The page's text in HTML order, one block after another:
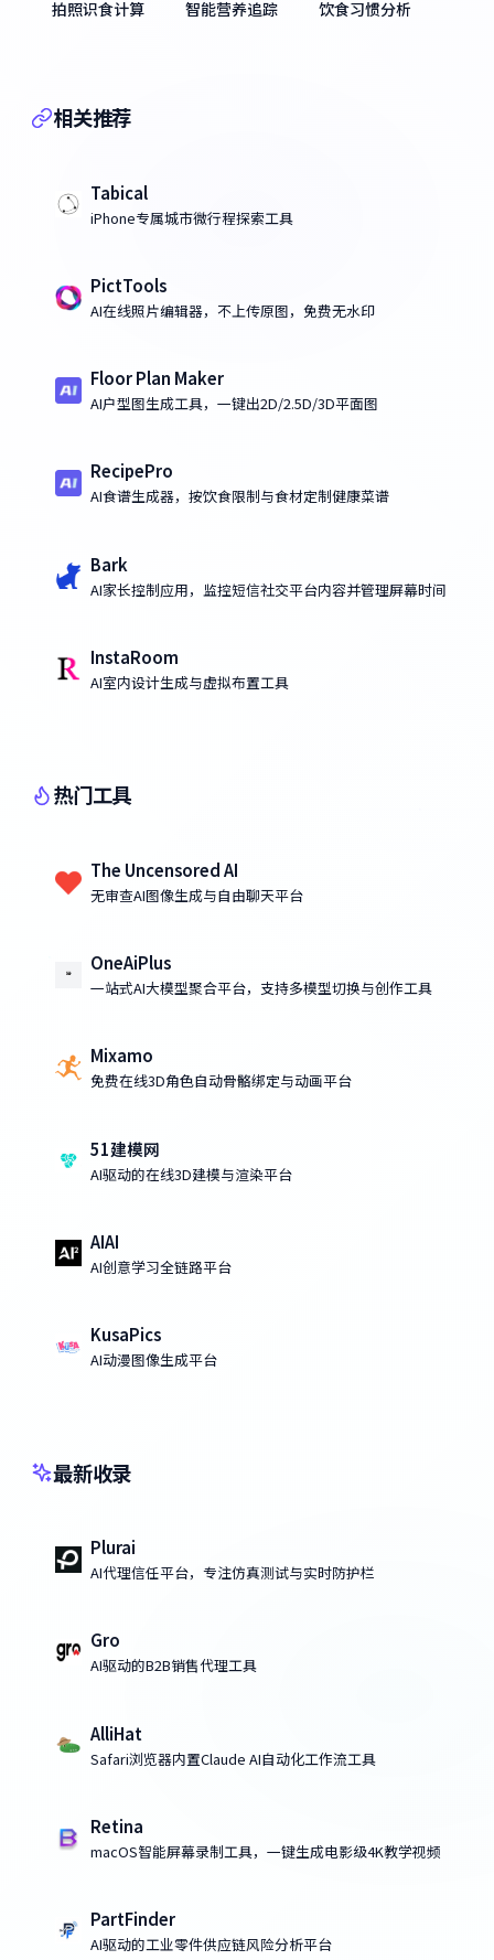
拍照识食计算
智能营养追踪 饮食习惯分析
相关推荐
Tabical
iPhone专属城市微行程探索工具
PictTools
AI在线照片编辑器，不上传原图，免费无水印
Floor Plan Maker
AI户型图生成工具，一键出2D/2.5D/3D平面图
RecipePro
AI食谱生成器，按饮食限制与食材定制健康菜谱
Bark
AI家长控制应用，监控短信社交平台内容并管理屏幕时间
InstaRoom
AI室内设计生成与虚拟布置工具
热门工具
The Uncensored AI
无审查AI图像生成与自由聊天平台
OneAiPlus
一站式AI大模型聚合平台，支持多模型切换与创作工具
Mixamo
免费在线3D角色自动骨骼绑定与动画平台
51建模网
AI驱动的在线3D建模与渲染平台
AIAI
AI创意学习全链路平台
KusaPics
AI动漫图像生成平台
最新收录
Plurai
AI代理信任平台，专注仿真测试与实时防护栏
Gro
AI驱动的B2B销售代理工具
AlliHat
Safari浏览器内置Claude AI自动化工作流工具
Retina
macOS智能屏幕录制工具，一键生成电影级4K教学视频
PartFinder
AI驱动的工业零件供应链风险分析平台